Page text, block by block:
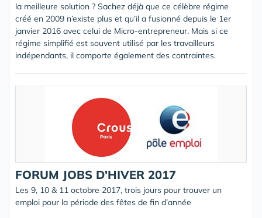
la meilleure solution ? Sachez déjà que ce célèbre régime
créé en 2009 n’existe plus et qu’il a fusionné depuis le 1er
janvier 2016 avec celui de Micro-entrepreneur. Mais si ce
régime simplifié est souvent utilisé par les travailleurs
indépendants, il comporte également des contraintes.
FORUM JOBS D'HIVER 2017
Les 9, 10 & 11 octobre 2017, trois jours pour trouver un
emploi pour la période des fêtes de fin d’année